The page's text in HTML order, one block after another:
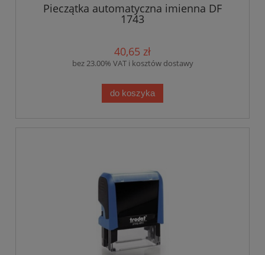
Pieczątka automatyczna imienna DF
1743
40,65 zł
bez 23.00% VAT i kosztów dostawy
do koszyka